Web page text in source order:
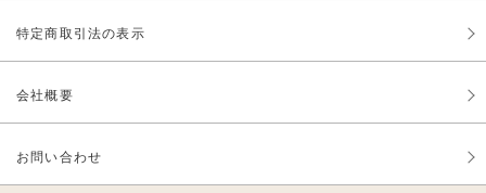
特定商取引法の表示
会社概要
お問い合わせ